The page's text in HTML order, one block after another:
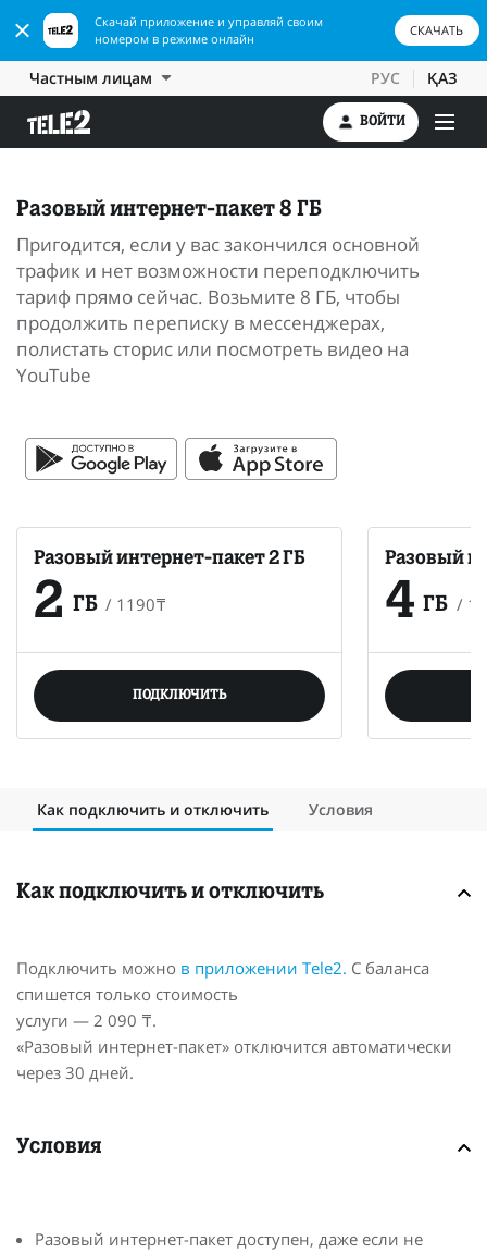
Скачай приложение и управляй своим
номером в режиме онлайн
СКАЧАТЬ
Частным лицам РУС ҚАЗ
ВОЙТИ
Разовый интернет-пакет 8 ГБ
Пригодится, если у вас закончился основной
трафик и нет возможности переподключить
тариф прямо сейчас. Возьмите 8 ГБ, чтобы
продолжить переписку в мессенджерах,
полистать сторис или посмотреть видео на
YouTube
Разовый интернет-пакет 2 ГБ
2 ГБ / 1190₸
ПОДКЛЮЧИТЬ
Разовый
4 ГБ /
Как подключить и отключить Условия
Как подключить и отключить
Подключить можно в приложении Tele2. С баланса
спишется только стоимость
услуги — 2 090 ₸.
«Разовый интернет-пакет» отключится автоматически
через 30 дней.
Условия
Разовый интернет-пакет доступен, даже если не